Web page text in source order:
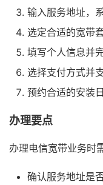
输入服务地址，
选定合适的宽带
填写个人信息并
选择支付方式并
预约合适的安装
办理要点
办理电信宽带业务时
确认服务地址是